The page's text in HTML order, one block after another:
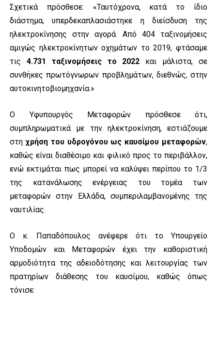
Σχετικά πρόσθεσε: «Ταυτόχρονα, κατά το ίδιο
διάστημα, υπερδεκαπλασιάστηκε η διείσδυση της
ηλεκτροκίνησης στην αγορά. Από 404 ταξινομήσεις
αμιγώς ηλεκτροκίνητων οχημάτων το 2019, φτάσαμε
τις 4.731 ταξινομήσεις το 2022 και μάλιστα, σε
συνθήκες πρωτόγνωρων προβλημάτων, διεθνώς, στην
αυτοκινητοβιομηχανία.»
Ο Υφυπουργός Μεταφορών πρόσθεσε ότι,
συμπληρωματικά με την ηλεκτροκίνηση, εστιάζουμε
στηχρήση του υδρογόνου ως καυσίμου μεταφορών,
καθώς είναι διαθέσιμο και φιλικό προς το περιβάλλον,
ενώ εκτιμάται πως μπορεί να καλύψει περίπου το 1/3
της κατανάλωσης ενέργειας του τομέα των
μεταφορών στην Ελλάδα, συμπεριλαμβανομένης της
ναυτιλίας.
Ο κ. Παπαδόπουλος ανέφερε ότι το Υπουργείο
Υποδομών και Μεταφορών έχει την καθοριστική
αρμοδιότητα της αδειοδότησης και λειτουργίας των
πρατηρίων διάθεσης του καυσίμου, καθώς όπως
τόνισε: